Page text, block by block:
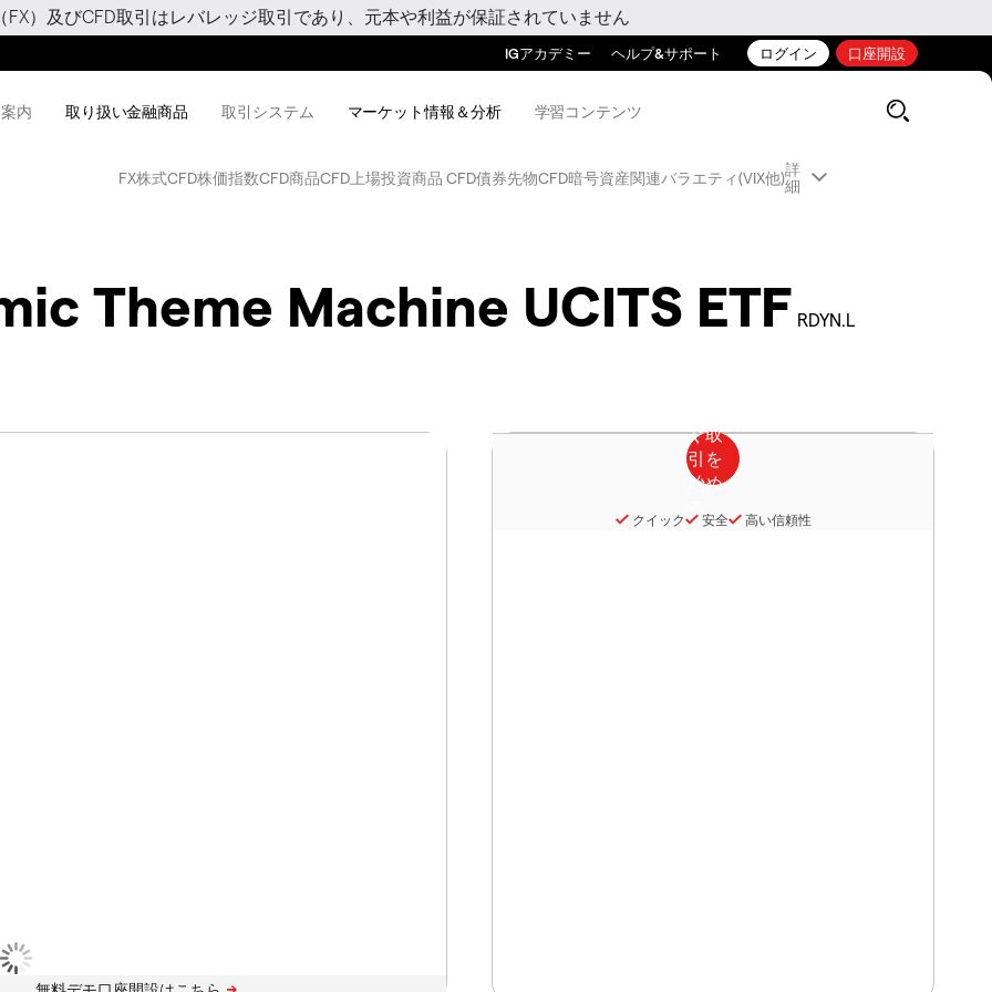
FX）及びCFD取引はレバレッジ取引であり、元本や利益が保証されていません
IGアカデミー ヘルプ&サポート ログイン 口座開設
内 取り扱い金融商品 取引システム マーケット情報＆分析 学習コンテンツ
FX株式CFD株価指数CFD商品CFD 上場投資商品 CFD債券先物CFD暗号資産関連バラエティ(VIX他)詳
細
Theme Machine UCITS ETF RDYN.L
クイック 安全 高い信頼性